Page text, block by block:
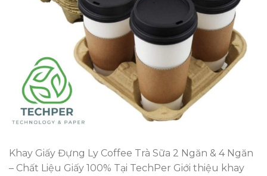
Khay Giấy Đựng Ly Coffee Trà Sữa 2 Ngăn & 4 Ngăn
– Chất Liệu Giấy 100% Tại TechPer Giới thiệu khay